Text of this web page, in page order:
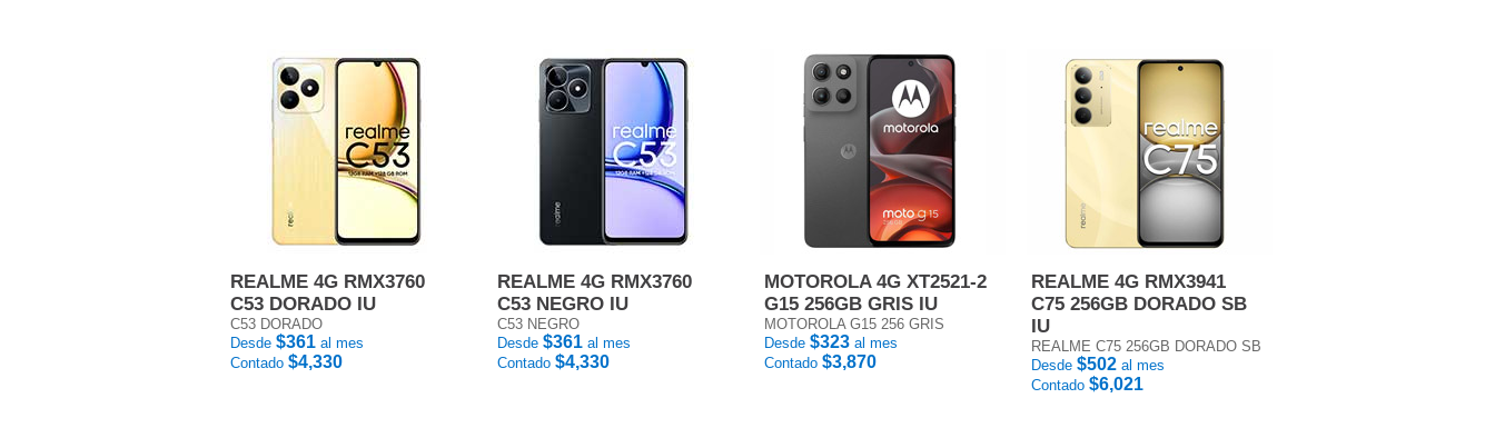
REALME 4G RMX3760
C53 DORADO IU
C53 DORADO
Desde $361 al mes
Contado $4,330
REALME 4G RMX3760
C53 NEGRO IU
C53 NEGRO
Desde $361 al mes
Contado $4,330
MOTOROLA 4G XT2521-2
G15 256GB GRIS IU
MOTOROLA G15 256 GRIS
Desde $323 al mes
Contado $3,870
REALME 4G RMX3941
C75 256GB DORADO SB
IU
REALME C75 256GB DORADO SB
Desde $502 al mes
Contado $6,021